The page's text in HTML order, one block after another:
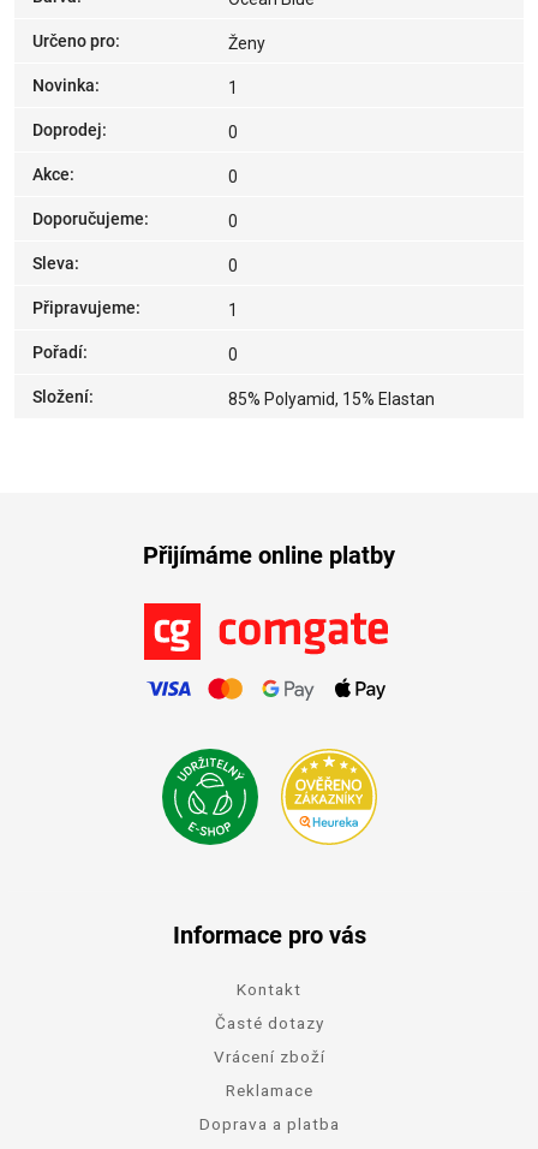
Určeno pro: Ženy
Novinka: 1
Doprodej: 0
Akce: 0
Doporučujeme: 0
Sleva: 0
Připravujeme: 1
Pořadí: 0
Složení: 85% Polyamid, 15% Elastan
Přijímáme online platby
Informace pro vás
Kontakt
Časté dotazy
Vrácení zboží
Reklamace
Doprava a platba